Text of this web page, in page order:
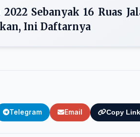
Sebanyak 16 Ruas
Ini Daftarnya
Telegram Email Copy Link